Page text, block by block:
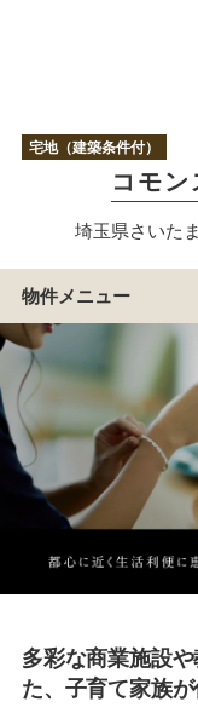
宅地（建築条件付）
コモ
埼玉県さいた
物件メニュー
現地写真/区
マップ
まち
の紹
介
積水ハウスのすまい
物
件
概
要
埼玉中央エリア特集
路線別分譲
多彩な商業施設
た、子育て家族